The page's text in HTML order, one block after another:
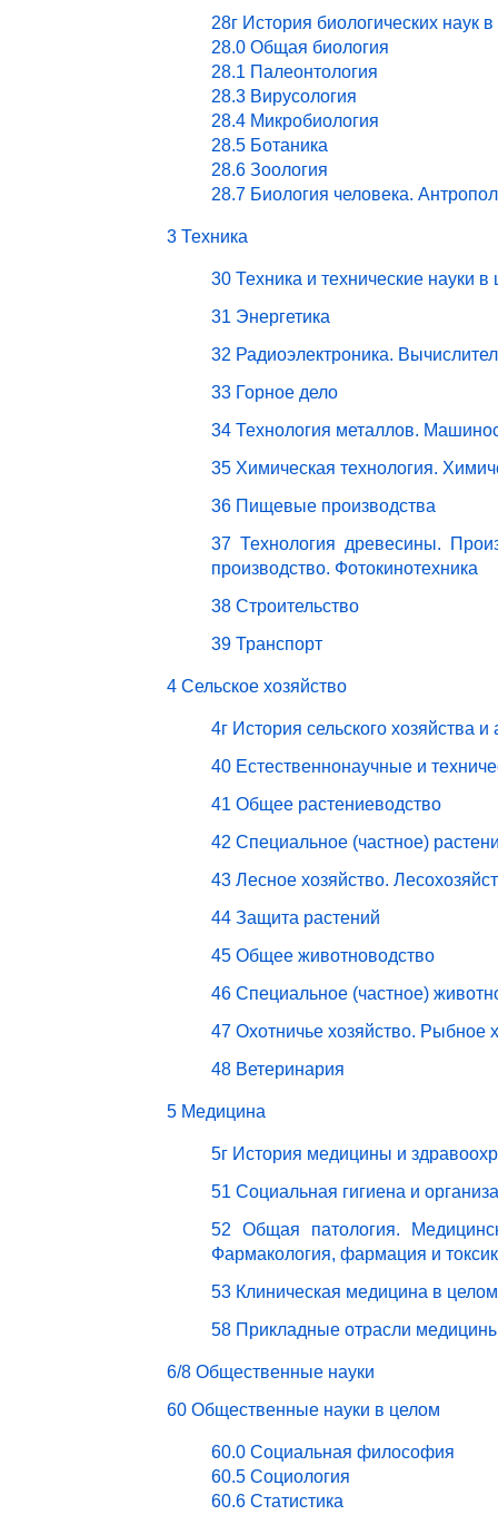
28г История биологических наук
28.0 Общая биология
28.1 Палеонтология
28.3 Вирусология
28.4 Микробиология
28.5 Ботаника
28.6 Зоология
28.7 Биология человека.
3 Техника
30 Техника и технические науки в
31 Энергетика
32 Радиоэлектроника.
33 Горное дело
34 Технология металлов.
35 Химическая технология.
36 Пищевые производства
37 Технология древесины.
производство. Фотокинотехника
38 Строительство
39 Транспорт
4 Сельское хозяйство
4г История сельского хозяйства
40 Естественнонаучные и
41 Общее растениеводство
42 Специальное (частное)
43 Лесное хозяйство.
44 Защита растений
45 Общее животноводство
46 Специальное (частное)
47 Охотничье хозяйство. Рыбное
48 Ветеринария
5 Медицина
5г История медицины и
51 Социальная гигиена и
52 Общая патология.
Фармакология, фармация и
53 Клиническая медицина в целом
58 Прикладные отрасли
6/8 Общественные науки
60 Общественные науки в целом
60.0 Социальная философия
60.5 Социология
60.6 Статистика